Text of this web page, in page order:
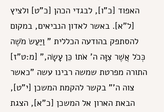
האפוד [כ"ו], לבגדי הכהן [כ"ט] ולציץ
[ל"א]. באשר לאדון הנביאים, במקום
להסתפק בהודעה הכללית " וַיַּעַשׂ מֹשֶׁה
כְּכֹל אֲשֶׁר צִוָּה ה' אֹתוֹ כֵּן עָשָׂה," [מ:ט"ז]
התורה מפרטת שמשה רבינו עשה "כאשר
צוה ה'" בקשר להקמת המשכן [י"ט],
הבאת הארון אל המשכן [כ"א], הצגת